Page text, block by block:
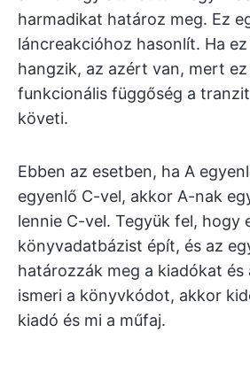
harmadikat határoz meg. Ez
láncreakcióhoz hasonlít. Ha
hangzik, az azért van, mert ez
funkcionális függőség a
követi.
Ebben az esetben, ha A
egyenlő C-vel, akkor A-nak
lennie C-vel. Tegyük fel, hogy
könyvadatbázist épít, és az
határozzák meg a kiadókat és
ismeri a könyvkódot, akkor
kiadó és mi a műfaj.